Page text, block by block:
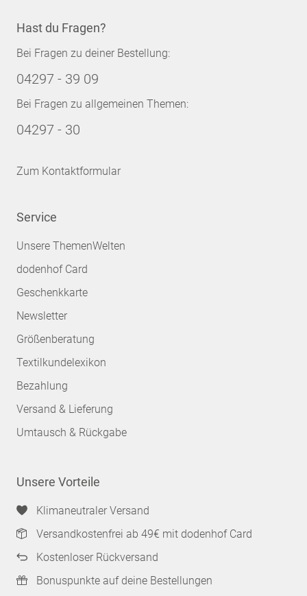
Hast du Fragen?
Bei Fragen zu deiner Bestellung:
04297 - 39 09
Bei Fragen zu allgemeinen Themen:
04297 - 30
Zum Kontaktformular
Service
Unsere ThemenWelten
dodenhof Card
Geschenkkarte
Newsletter
Größenberatung
Textilkundelexikon
Bezahlung
Versand & Lieferung
Umtausch & Rückgabe
Unsere Vorteile
Klimaneutraler Versand
Versandkostenfrei ab 49€ mit dodenhof Card
Kostenloser Rückversand
Bonuspunkte auf deine Bestellungen